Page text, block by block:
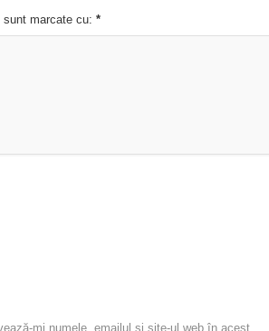
sunt marcate cu: *
mi numele, emailul și site-ul web în acest